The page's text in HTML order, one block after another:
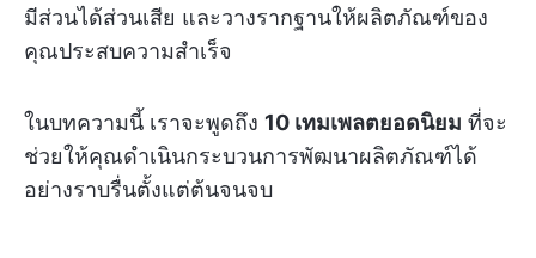
มีส่วนได้ส่วนเสีย และวางรากฐานให้ผลิตภัณฑ์ของ
คุณประสบความสำเร็จ
ในบทความนี้ เราจะพูดถึง 10 เทมเพลตยอดนิยม ที่จะ
ช่วยให้คุณดำเนินกระบวนการพัฒนาผลิตภัณฑ์ได้
อย่างราบรื่นตั้งแต่ต้นจนจบ